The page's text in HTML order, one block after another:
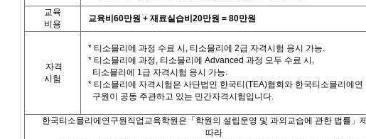
교육
비용
교육비 60만원 + 재료실습비 20만원 = 80만원
자격
시험
* 티소믈리에 과정 수료 시 , 티소믈리에 2급 자격시험 응시 가능.
* 티소믈리에 과정, 티소믈리에 Advanced 과정 모두 수료 시 ,
티소믈리에 1급 자격시험 응시 가능.
* 티소믈리에 자격시험은 사단법인 한국티 (TEA)협회와 한국티소믈리에연
구원이 공동 주관하고 있는 민간자격시험입니다.
한국티소믈리에연구원직업교육학원은「학원의 설립운영 및 과외교습에 관한 법률」제
따라